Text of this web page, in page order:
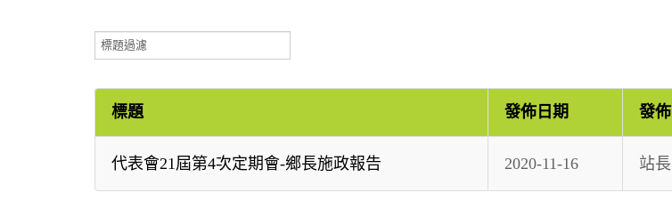
標
題
標題 發佈日期 發佈
代表會21屆第4次定期會-鄉長施政報告 2020-11-16 站長